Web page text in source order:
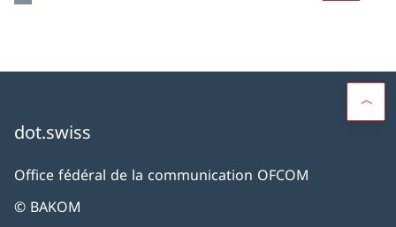
dot.swiss
Office fédéral de la communication OFCOM
© BAKOM